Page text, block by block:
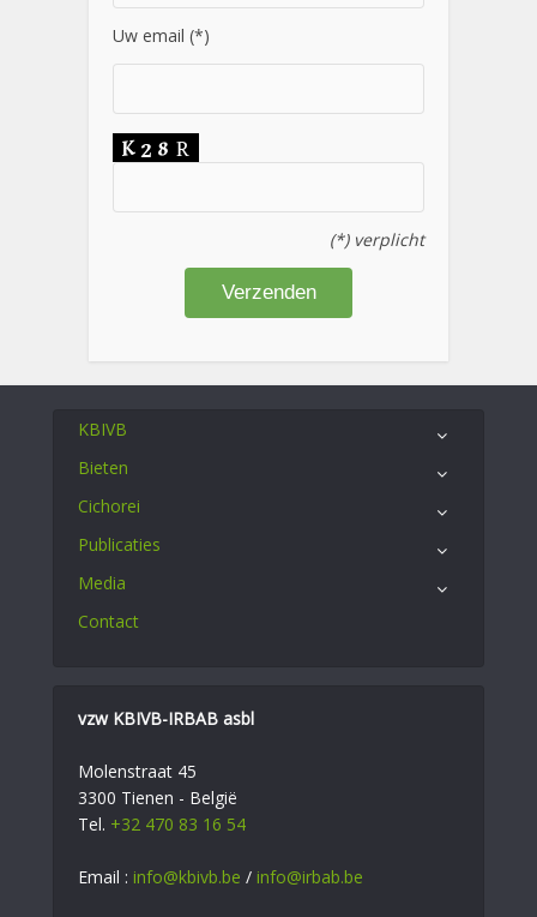
Uw email (*)
(*) verplicht
KBIVB
Bieten
Cichorei
Publicaties
Media
Contact
vzw KBIVB-IRBAB asbl
Molenstraat 45
3300 Tienen - België
Tel. +32 470 83 16 54
Email : info@kbivb.be / info@irbab.be